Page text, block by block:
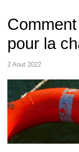
pour la
2 Aout 2022